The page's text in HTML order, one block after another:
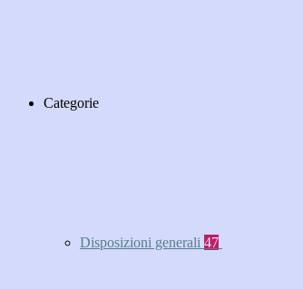
Categorie
Disposizioni generali 47